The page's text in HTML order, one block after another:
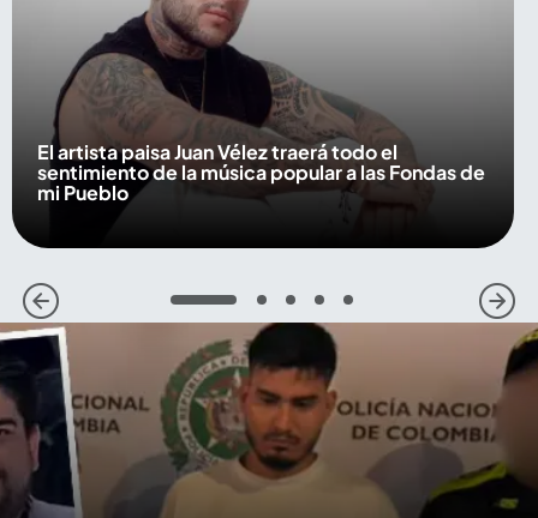
El artista paisa Juan Vélez traerá todo el
sentimiento de la música popular a las Fondas de
mi Pueblo
1 2 3 4 5